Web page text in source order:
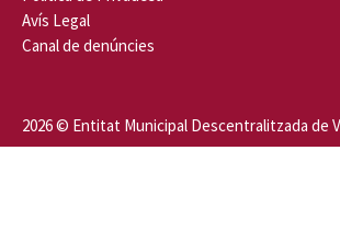
Avís Legal
Canal de denúncies